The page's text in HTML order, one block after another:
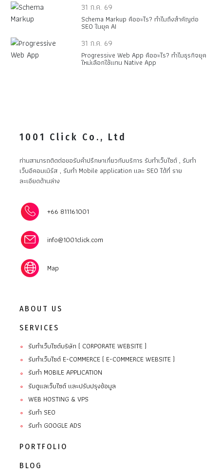
31 ก.ค. 69
Schema Markup คืออะไร? ทำไมถึงสำคัญต่อ
SEO ในยุค AI
31 ก.ค. 69
Progressive Web App คืออะไร? ทำไมธุรกิจยุค
ใหม่เลือกใช้แทน Native App
1001 Click Co., Ltd
ท่านสามารถติดต่อขอรับคำปรึกษาเกี่ยวกับบริการ รับทำเว็บไซต์ , รับทำ
เว็บอีคอมเมิร์ส , รับทำ Mobile application และ SEO ได้ที่ ราย
ละเอียดด้านล่าง
+66 811161001
info@1001click.com
Map
ABOUT US
SERVICES
∘ รับทำเว็บไซต์บริษัท ( CORPORATE WEBSITE )
∘ รับทำเว็บไซต์ E-COMMERCE ( E-COMMERCE WEBSITE )
∘ รับทํา MOBILE APPLICATION
∘ รับดูแลเว็บไซต์ และปรับปรุงข้อมูล
∘ WEB HOSTING & VPS
∘ รับทำ SEO
∘ รับทำ GOOGLE ADS
PORTFOLIO
BLOG